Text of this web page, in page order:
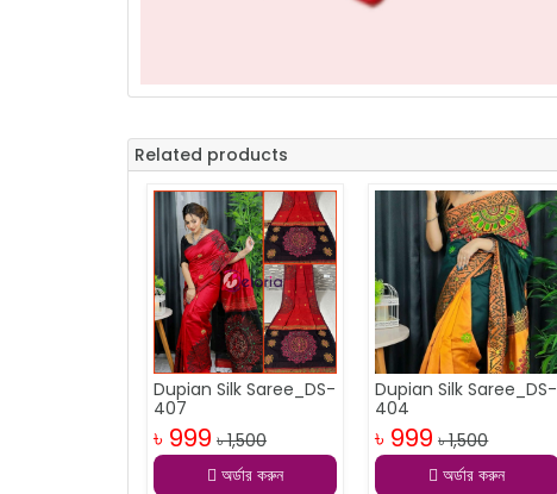
Related products
Dupian Silk Saree_DS-
407
৳ 999 ৳ 1,500
অর্ডার করুন
Dupian Silk Saree_DS-
404
৳ 999 ৳ 1,500
অর্ডার করুন